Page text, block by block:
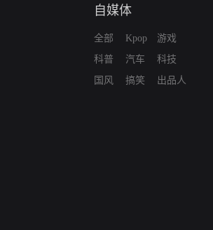
自媒体
全部
科普
国风
Kpop
汽车
搞笑
游戏
科技
出品人